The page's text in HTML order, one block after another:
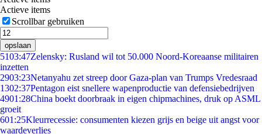
Actieve items
Scrollbar gebruiken
opslaan
5103:47Zelensky: Rusland wil tot 50.000 Noord-Koreaanse militairen
inzetten
2903:23Netanyahu zet streep door Gaza-plan van Trumps Vredesraad
1302:37Pentagon eist snellere wapenproductie van defensiebedrijven
4901:28China boekt doorbraak in eigen chipmachines, druk op ASML
groeit
601:25Kleurrecessie: consumenten kiezen grijs en beige uit angst voor
waardeverlies